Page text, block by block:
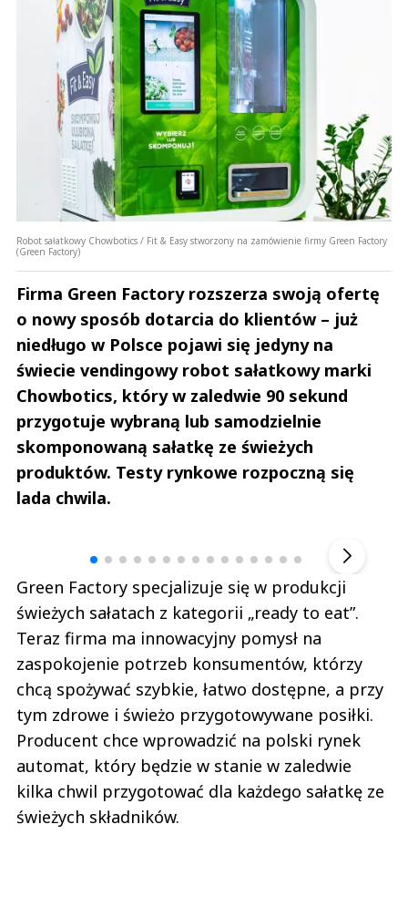
Robot sałatkowy Chowbotics / Fit & Easy stworzony na zamówienie firmy Green Factory
(Green Factory)
Firma Green Factory rozszerza swoją ofertę
o nowy sposób dotarcia do klientów – już
niedługo w Polsce pojawi się jedyny na
świecie vendingowy robot sałatkowy marki
Chowbotics, który w zaledwie 90 sekund
przygotuje wybraną lub samodzielnie
skomponowaną sałatkę ze świeżych
produktów. Testy rynkowe rozpoczną się
lada chwila.
Green Factory specjalizuje się w produkcji
świeżych sałatach z kategorii „ready to eat”.
Teraz firma ma innowacyjny pomysł na
zaspokojenie potrzeb konsumentów, którzy
chcą spożywać szybkie, łatwo dostępne, a przy
tym zdrowe i świeżo przygotowywane posiłki.
Producent chce wprowadzić na polski rynek
automat, który będzie w stanie w zaledwie
kilka chwil przygotować dla każdego sałatkę ze
świeżych składników.